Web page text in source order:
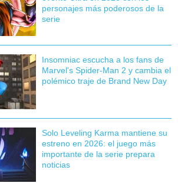
personajes más poderosos de la
serie
Insomniac escucha a los fans de
Marvel's Spider-Man 2 y cambia el
polémico traje de Brand New Day
Solo Leveling Karma mantiene su
estreno en 2026: el juego más
importante de la serie prepara
noticias